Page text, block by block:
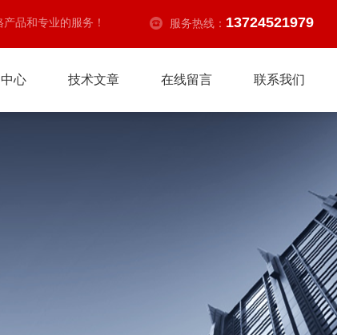
品和专业的服务！ 服务热线： 13724521979
心 技术文章 在线留言 联系我们